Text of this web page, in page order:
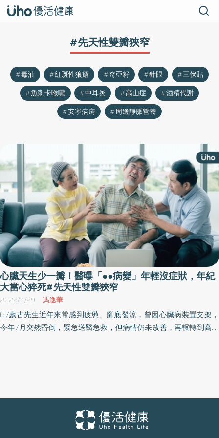
#先天性雙瓣狹窄
毒油 紅斑性狼瘡 奇亞籽 針眼
三伏貼
魚刺卡喉嚨
中耳炎 高山症
酒精代謝
安寧病房
周邊靜脈營養
心臟天生少一瓣！醫曝「●●病變」年輕沒症狀，年紀
大當心猝死#先天性雙瓣狹窄
2022/11/29 馮逸華
67歲古先生近年來常感到疲憊、腳底發涼，曾因心臟病裝置支架，
今年7月突然昏倒，緊急送醫急救，但病情仍未改善，再輾轉到高雄